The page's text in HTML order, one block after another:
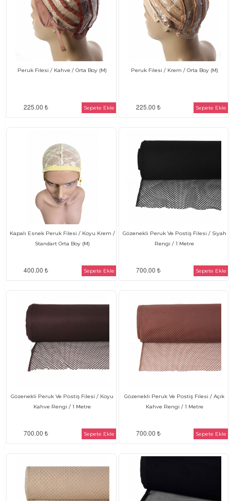
Peruk Filesi / Kahve / Orta Boy (M)
225.00 ₺ Sepete Ekle
Peruk Filesi / Krem / Orta Boy (M)
225.00 ₺ Sepete Ekle
Kapalı Esnek Peruk Filesi / Koyu Krem /
Standart Orta Boy (M)
400.00 ₺ Sepete Ekle
Gözenekli Peruk Ve Postiş Filesi / Siyah
Rengi / 1 Metre
700.00 ₺ Sepete Ekle
Gözenekli Peruk Ve Postiş Filesi / Koyu
Kahve Rengi / 1 Metre
700.00 ₺ Sepete Ekle
Gözenekli Peruk Ve Postiş Filesi / Açık
Kahve Rengi / 1 Metre
700.00 ₺ Sepete Ekle